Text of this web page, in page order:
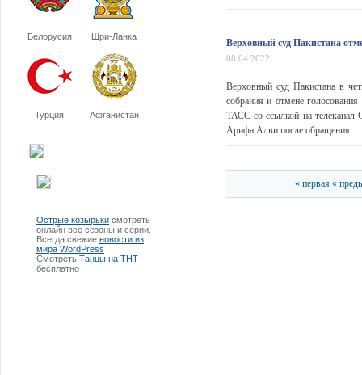
Белорусия Шри-Ланка
Турция Афганистан
Острые козырьки смотреть
онлайн все сезоны и серии.
Всегда свежие новости из
мира WordPress
Смотреть Танцы на ТНТ
бесплатно
Верховный суд Пакистана
08.04.2022
Верховный суд Пакистана в
собрания и отмене
ТАСС со ссылкой на телеканал
Арифа Алви после обращения ...
« первая «